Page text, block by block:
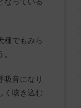
種でもみら
吸音になり
く咳き込む